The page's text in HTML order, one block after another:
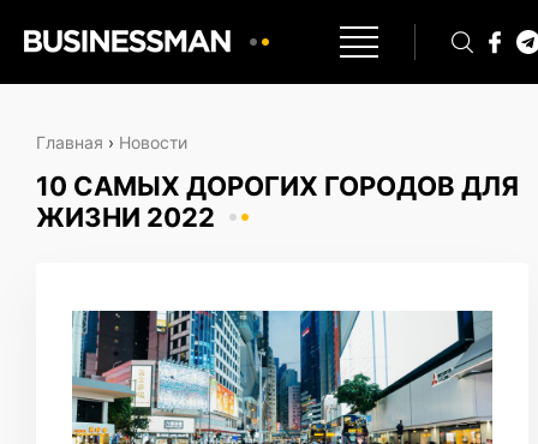
Главная › Новости
10 САМЫХ ДОРОГИХ ГОРОДОВ ДЛЯ
ЖИЗНИ 2022